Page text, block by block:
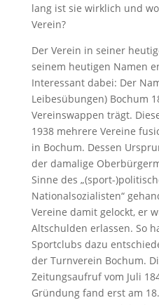
lang ist sie wirklich und
Verein?
Der Verein in seiner
seinem heutigen Namen
Interessant dabei: Der
Leibesübungen) Bochum
Vereinswappen trägt.
1938 mehrere Vereine
in Bochum. Dessen
der damalige
Sinne des „(sport-
Nationalsozialisten“
Vereine damit gelockt, er
Altschulden erlassen. So
Sportclubs dazu
der Turnverein Bochum.
Zeitungsaufruf vom Juli
Gründung fand erst am